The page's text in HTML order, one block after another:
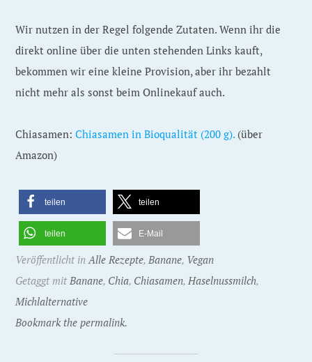
Wir nutzen in der Regel folgende Zutaten. Wenn ihr die
direkt online über die unten stehenden Links kauft,
bekommen wir eine kleine Provision, aber ihr bezahlt
nicht mehr als sonst beim Onlinekauf auch.
Chiasamen:Chiasamen in Bioqualität (200 g). (über
Amazon)
teilen teilen
teilen E-Mail
Veröffentlicht inAlle Rezepte,Banane, Vegan
Getaggt mitBanane, Chia, Chiasamen,Haselnussmilch,
Michlalternative
Bookmark the permalink.